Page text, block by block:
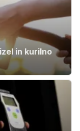
in kurilno